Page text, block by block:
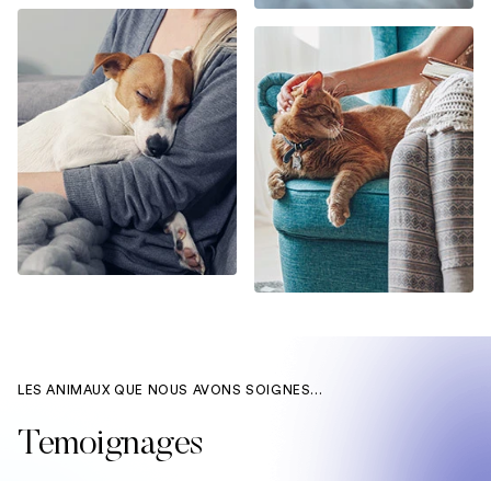
LES ANIMAUX QUE NOUS AVONS SOIGNES...
Temoignages